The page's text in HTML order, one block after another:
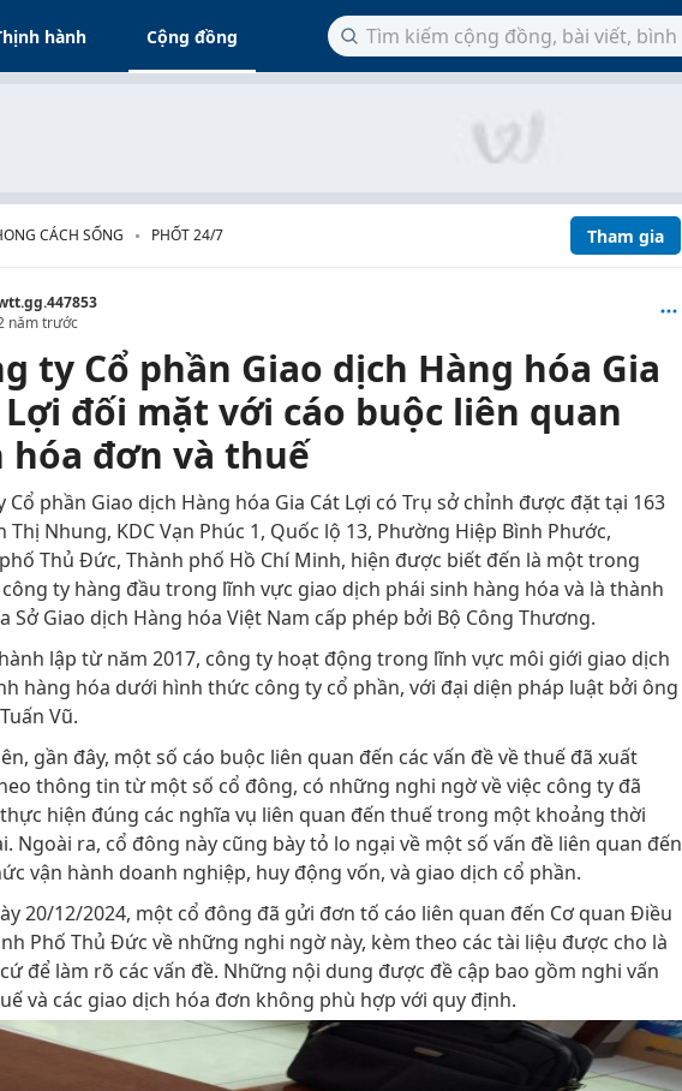
hành Cộng đồng
CÁCH SỐNG PHỐT 24/7 Tham gia
năm trước
ty Cổ phần Giao dịch Hàng hóa Gia
Lợi đối mặt với cáo buộc liên quan
hóa đơn và thuế
Cổ phần Giao dịch Hàng hóa Gia Cát Lợi có Trụ sở chỉnh được đặt tại 163
Thị Nhung, KDC Vạn Phúc 1, Quốc lộ 13, Phường Hiệp Bình Phước,
Thủ Đức, Thành phố Hồ Chí Minh, hiện được biết đến là một trong
ty hàng đầu trong lĩnh vực giao dịch phái sinh hàng hóa và là thành
Sở Giao dịch Hàng hóa Việt Nam cấp phép bởi Bộ Công Thương.
lập từ năm 2017, công ty hoạt động trong lĩnh vực môi giới giao dịch
hàng hóa dưới hình thức công ty cổ phần, với đại diện pháp luật bởi ông
Vũ.
gần đây, một số cáo buộc liên quan đến các vấn đề về thuế đã xuất
thông tin từ một số cổ đông, có những nghi ngờ về việc công ty đã
hiện đúng các nghĩa vụ liên quan đến thuế trong một khoảng thời
Ngoài ra, cổ đông này cũng bày tỏ lo ngại về một số vấn đề liên quan đến
vận hành doanh nghiệp, huy động vốn, và giao dịch cổ phần.
20/12/2024, một cổ đông đã gửi đơn tố cáo liên quan đến Cơ quan Điều
Phố Thủ Đức về những nghi ngờ này, kèm theo các tài liệu được cho là
để làm rõ các vấn đề. Những nội dung được đề cập bao gồm nghi vấn
và các giao dịch hóa đơn không phù hợp với quy định.